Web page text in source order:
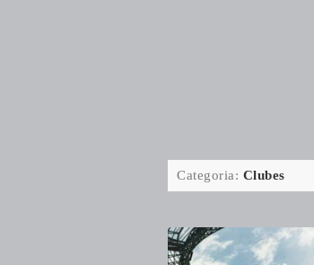
Categoria: Clubes